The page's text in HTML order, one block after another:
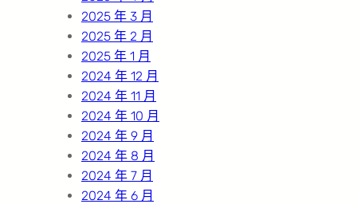
2025 年 3 月
2025 年 2 月
2025 年 1 月
2024 年 12 月
2024 年 11 月
2024 年 10 月
2024 年 9 月
2024 年 8 月
2024 年 7 月
2024 年 6 月